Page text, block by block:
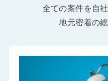
全ての案件を自
地元密着の